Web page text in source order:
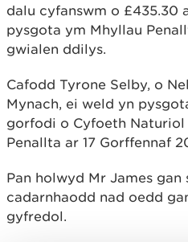
dalu cyfanswm o £435.30
pysgota ym Mhyllau
gwialen ddilys.
Cafodd Tyrone Selby, o
Mynach, ei weld yn
gorfodi o Cyfoeth Naturiol
Penallta ar 17 Gorffennaf
Pan holwyd Mr James gan
cadarnhaodd nad oedd
gyfredol.